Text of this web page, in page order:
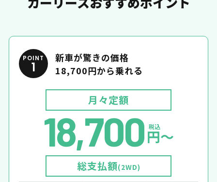
POINT
1
新車が驚きの価格
18,700円から乗れる
月々定額
18,700 税込
円〜
総支払額(2WD)